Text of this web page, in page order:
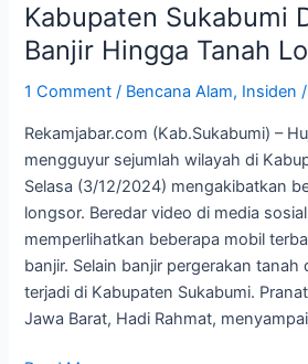
Kabupaten Sukabumi
Banjir Hingga Tanah
1 Comment / Bencana Alam, Insiden /
Rekamjabar.com (Kab.Sukabumi) –
mengguyur sejumlah wilayah di
Selasa (3/12/2024) mengakibatkan
longsor. Beredar video di media
memperlihatkan beberapa mobil
banjir. Selain banjir pergerakan tanah
terjadi di Kabupaten Sukabumi.
Jawa Barat, Hadi Rahmat,
Diterjang
Banjir
Hingga
Tanah